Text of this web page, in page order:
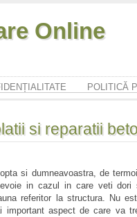
Online
POLITICĂ
si reparatii
si dumneavoastra, de
in cazul in care veti dori
referitor la structura. Nu
important aspect de care va